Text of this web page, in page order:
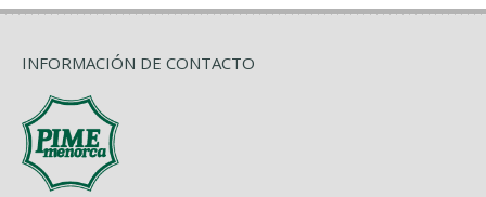
INFORMACIÓN DE CONTACTO